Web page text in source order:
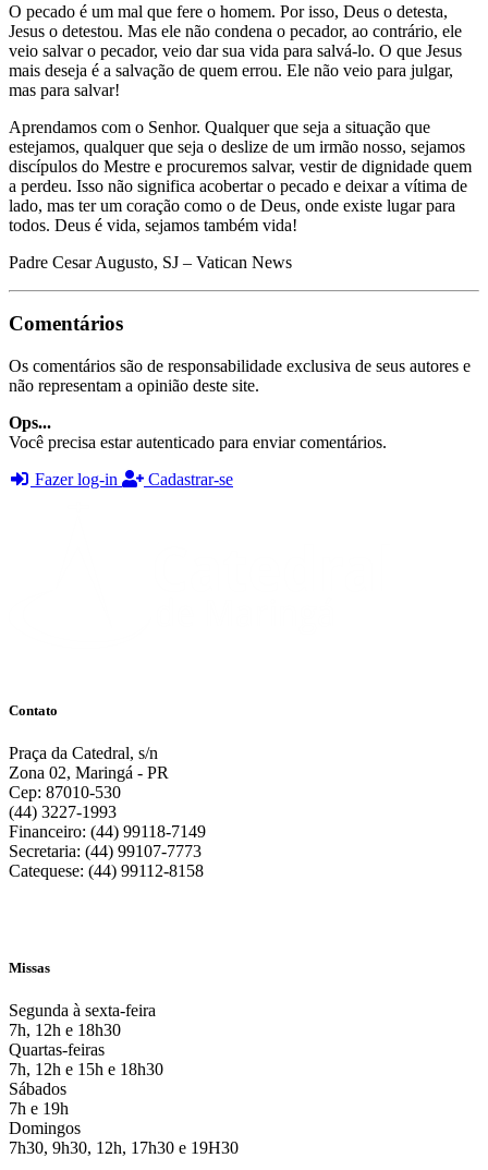
O pecado é um mal que fere o homem. Por isso, Deus o detesta,
Jesus o detestou. Mas ele não condena o pecador, ao contrário, ele
veio salvar o pecador, veio dar sua vida para salvá-lo. O que Jesus
mais deseja é a salvação de quem errou. Ele não veio para julgar,
mas para salvar!
Aprendamos com o Senhor. Qualquer que seja a situação que
estejamos, qualquer que seja o deslize de um irmão nosso, sejamos
discípulos do Mestre e procuremos salvar, vestir de dignidade quem
a perdeu. Isso não significa acobertar o pecado e deixar a vítima de
lado, mas ter um coração como o de Deus, onde existe lugar para
todos. Deus é vida, sejamos também vida!
Padre Cesar Augusto, SJ – Vatican News
Comentários
Os comentários são de responsabilidade exclusiva de seus autores e
não representam a opinião deste site.
Ops...
Você precisa estar autenticado para enviar comentários.
Fazer log-in
Cadastrar-se
Contato
Praça da Catedral, s/n
Zona 02, Maringá - PR
Cep: 87010-530
(44) 3227-1993
Financeiro: (44) 99118-7149
Secretaria: (44) 99107-7773
Catequese: (44) 99112-8158
Missas
Segunda à sexta-feira
7h, 12h e 18h30
Quartas-feiras
7h, 12h e 15h e 18h30
Sábados
7h e 19h
Domingos
7h30, 9h30, 12h, 17h30 e 19H30